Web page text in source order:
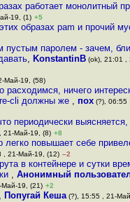
работает монолитный
19, (1) +5
образах pam и прочий
пустым паролем - зачем,
, KonstantinB (ok), 21:01 ,
Май-19, (58)
расходимся, ничего
cli должны же , пох (?), 06:55
периодически
21-Май-19, (8) +8
повышает себе
, 21-Май-19, (12) –2
в контейнере и сутки
, Анонимный
Май-19, (21) +2
, Попугай Кеша (?), 15:55 , 21-